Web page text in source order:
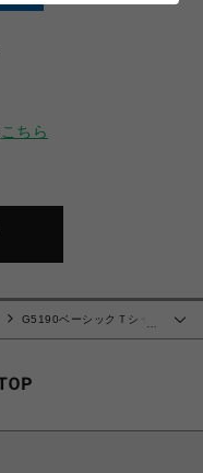
こちら
G5190ベーシックＴシャ